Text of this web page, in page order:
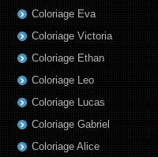
Coloriage Eva
Coloriage Victoria
Coloriage Ethan
Coloriage Leo
Coloriage Lucas
Coloriage Gabriel
Coloriage Alice